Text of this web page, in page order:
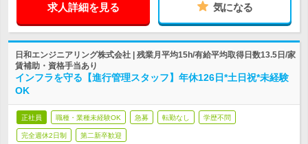
求人詳細を見る 気になる
日和エンジニアリング株式会社 | 残業月平均15h/有給平均取得日数13.5日/家
賃補助・資格手当あり
インフラを守る【進行管理スタッフ】年休126日*土日祝*未経験
OK
正社員 職種・業種未経験OK 急募 転勤なし 学歴不問
完全週休2日制 第二新卒歓迎